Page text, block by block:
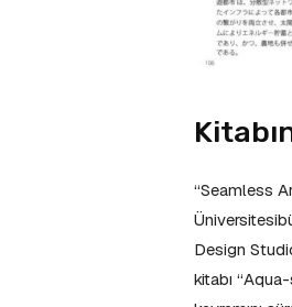
“Seamless
Design
kitabı